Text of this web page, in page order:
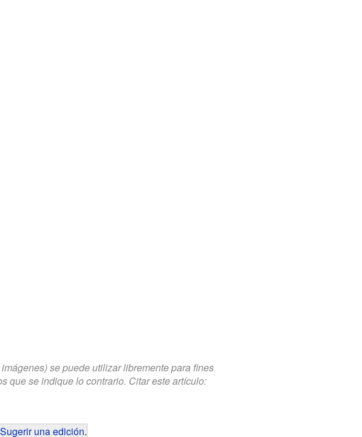
se puede utilizar libremente para fines
que se indique lo contrario. Citar este artículo:
Sugerir una edición.